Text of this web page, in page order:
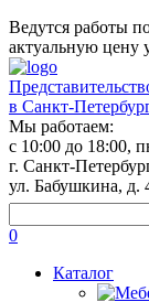
Ведутся работы
актуальную цену
в Санкт-
Мы работаем:
с 10:00 до 18:00,
г. Санкт-
ул. Бабушкина, д.
0
Каталог